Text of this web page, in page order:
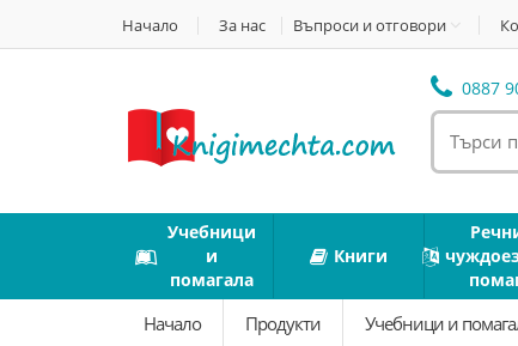
Начало За нас Въпроси и отговори
0887
Учебници
и
помагала
Книги
Начало Продукти Учебници и